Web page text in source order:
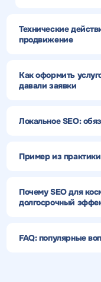
Технические
продвижение
Как оформить
давали заявки
Локальное SEO:
Пример из практики
Почему SEO для
долгосрочный
FAQ: популярные